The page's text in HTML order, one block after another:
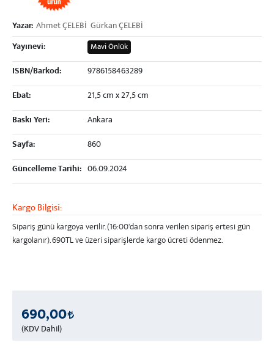
Yazar: Ahmet ÇELEBİ Gürkan ÇELEBİ
Yayınevi:
Mavi Önlük
ISBN/Barkod:
9786158463289
Ebat:
21,5 cm x 27,5 cm
Baskı Yeri:
Ankara
Sayfa:
860
Güncelleme Tarihi: 06.09.2024
Kargo Bilgisi:
Sipariş günü kargoya verilir. (16:00'dan sonra verilen sipariş ertesi gün
kargolanır).690TL ve üzerisiparişlerde kargo ücreti ödenmez.
690,00
(KDV Dahil)